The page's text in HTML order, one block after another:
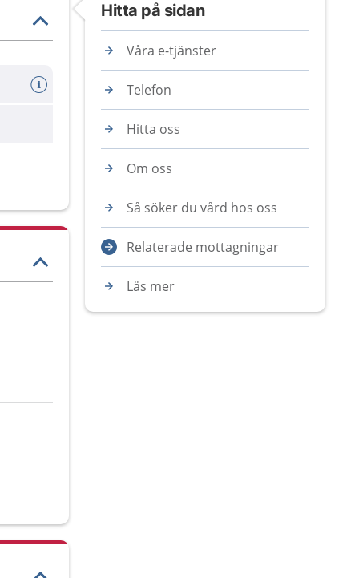
Hitta på sidan
Våra e-tjänster
Telefon
Hitta oss
Om oss
Så söker du vård hos oss
Relaterade mottagningar
Läs mer